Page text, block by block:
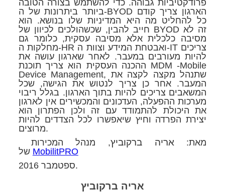
פרודקטיביות גבוהה. כדי להשתמש בצורה הטובה
ביותר ביתרונות של ה-BYOD הארגון צריך קודם
כל להחליט מה היא המדיניות שלו בנושא. הוא
חייב להבין, שכשהולכים לכיוון של BYOD זה לא
מסיבה כלכלית אלא מסיבה עסקית, כלומר גם
מחלקות ה-HR ואבטחת המידע וצוות ה-IT צריכים
להיות מעורבים במעבר. לאחר שארגון עושה את
ההכנה העסקית הוא צריך תוכנת MDM -Mobile
Device Management, שתנהל מקצה לקצה את
המעבר. אחר כן צריך לנטוש את הגישה, שכל
המשאבים צריכים להיות בתוך הארגון. בגלל ריבוי
מערכות ההפעלה, העדכונים והמכשירים אין לארגון
את היכולת להתמודד עם זה ולכן הפתרון הוא
יצירת הפרדה וחיץ שיאפשרו לכל הצדדים להיות
מרוצים.
מאת: אריה ברקוביץ, מנהל המכירות
של MobilitPRO
ספטמבר 2016.
אריה ברקוביץ